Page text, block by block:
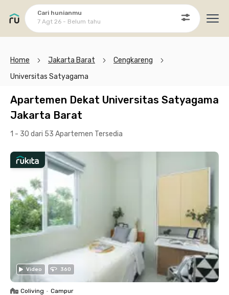
Cari hunianmu
7 Agt 26 - Belum tahu
Home Jakarta Barat
Cengkareng
Universitas Satyagama
Apartemen Dekat Universitas Satyagama
Jakarta Barat
1 - 30 dari 53 Apartemen Tersedia
Video 360
Coliving • Campur